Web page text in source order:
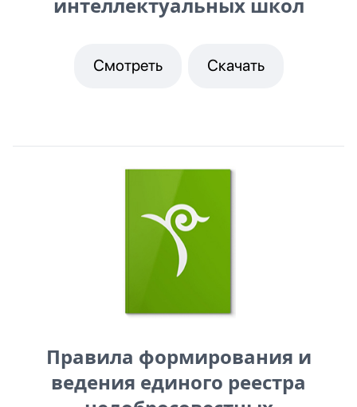
Смотреть Скачать
Правила формирования и
ведения единого реестра